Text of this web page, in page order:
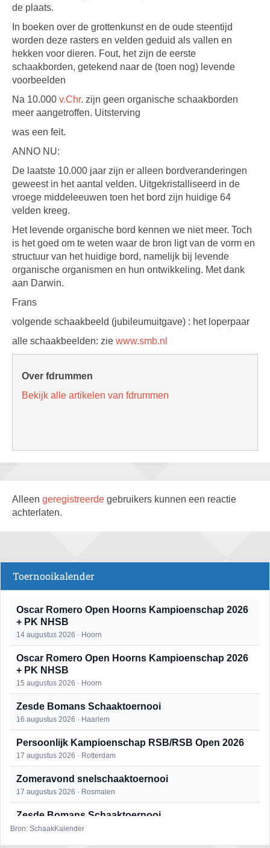
de plaats.
In boeken over de grottenkunst en de oude steentijd
worden deze rasters en velden geduid als vallen en
hekken voor dieren. Fout, het zijn de eerste
schaakborden, getekend naar de (toen nog) levende
voorbeelden
Na 10.000 v.Chr. zijn geen organische schaakborden
meer aangetroffen. Uitsterving
was een feit.
ANNO NU:
De laatste 10.000 jaar zijn er alleen bordveranderingen
geweest in het aantal velden. Uitgekristalliseerd in de
vroege middeleeuwen toen het bord zijn huidige 64
velden kreeg.
Het levende organische bord kennen we niet meer. Toch
is het goed om te weten waar de bron ligt van de vorm en
structuur van het huidige bord, namelijk bij levende
organische organismen en hun ontwikkeling. Met dank
aan Darwin.
Frans
volgende schaakbeeld (jubileumuitgave) : het loperpaar
alle schaakbeelden: zie www.smb.nl
Over fdrummen
Bekijk alle artikelen van fdrummen
Alleen geregistreerde gebruikers kunnen een reactie
achterlaten.
Toernooikalender
Oscar Romero Open Hoorns Kampioenschap 2026
+ PK NHSB
14 augustus 2026 · Hoorn
Oscar Romero Open Hoorns Kampioenschap 2026
+ PK NHSB
15 augustus 2026 · Hoorn
Zesde Bomans Schaaktoernooi
16 augustus 2026 · Haarlem
Persoonlijk Kampioenschap RSB/RSB Open 2026
17 augustus 2026 · Rotterdam
Zomeravond snelschaaktoernooi
17 augustus 2026 · Rosmalen
Zesde Bomans Schaaktoernooi
17 augustus 2026 · Haarlem
Bron: SchaakKalender